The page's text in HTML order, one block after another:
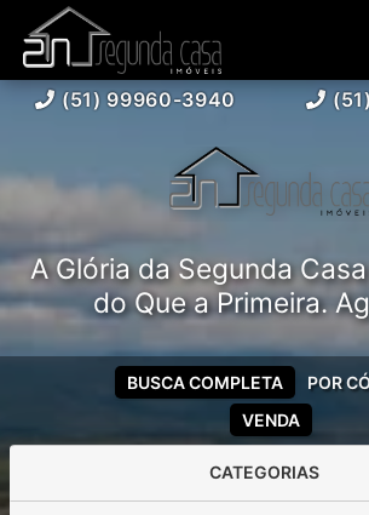
(51) 99960-3940
A Glória da Segunda
do Que a Primeira.
VENDA
BUSCA COMPLETA POR
CATEGORIAS